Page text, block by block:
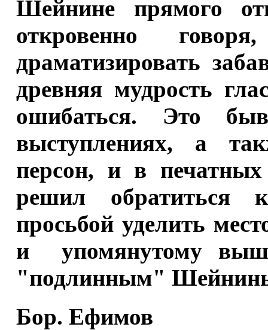
Шейнине прямого
откровенно
драматизировать
древняя мудрость
ошибаться. Это
выступлениях, а
персон, и в
решил обратиться
просьбой уделить
и упомянутому
"подлинным"
Бор. Ефимов